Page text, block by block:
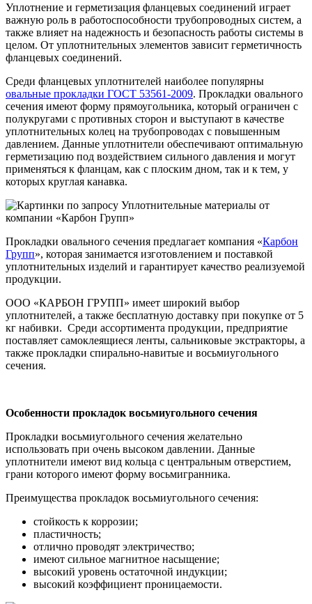
Уплотнение и герметизация фланцевых соединений играет
важную роль в работоспособности трубопроводных систем, а
также влияет на надежность и безопасность работы системы в
целом. От уплотнительных элементов зависит герметичность
фланцевых соединений.
Среди фланцевых уплотнителей наиболее популярны
овальные прокладки ГОСТ 53561-2009. Прокладки овального
сечения имеют форму прямоугольника, который ограничен с
полукругами с противных сторон и выступают в качестве
уплотнительных колец на трубопроводах с повышенным
давлением. Данные уплотнители обеспечивают оптимальную
герметизацию под воздействием сильного давления и могут
применяться к фланцам, как с плоским дном, так и к тем, у
которых круглая канавка.
Прокладки овального сечения предлагает компания «Карбон
Групп», которая занимается изготовлением и поставкой
уплотнительных изделий и гарантирует качество реализуемой
продукции.
ООО «КАРБОН ГРУПП» имеет широкий выбор
уплотнителей, а также бесплатную доставку при покупке от 5
кг набивки. Среди ассортимента продукции, предприятие
поставляет самоклеящиеся ленты, сальниковые экстракторы, а
также прокладки спирально-навитые и восьмиугольного
сечения.
Особенности прокладок восьмиугольного сечения
Прокладки восьмиугольного сечения желательно
использовать при очень высоком давлении. Данные
уплотнители имеют вид кольца с центральным отверстием,
грани которого имеют форму восьмигранника.
Преимущества прокладок восьмиугольного сечения:
стойкость к коррозии;
пластичность;
отлично проводят электричество;
имеют сильное магнитное насыщение;
высокий уровень остаточной индукции;
высокий коэффициент проницаемости.